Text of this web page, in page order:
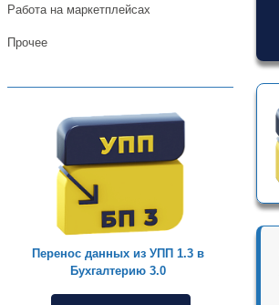
Работа на маркетплейсах
Прочее
Перенос данных из УПП 1.3 в
Бухгалтерию 3.0